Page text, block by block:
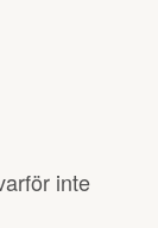
inte